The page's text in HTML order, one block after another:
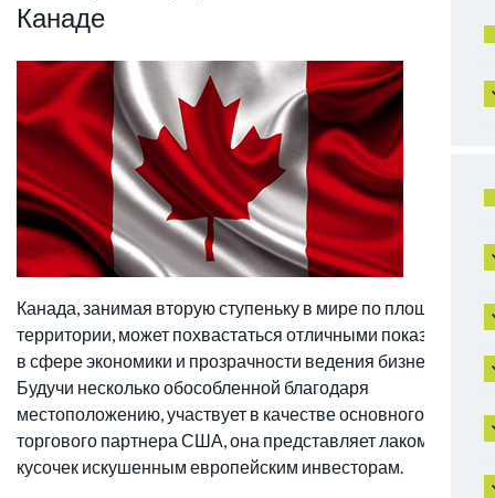
Канаде
Канада, занимая вторую ступеньку в мире по площади
территории, может похвастаться отличными показателя
в сфере экономики и прозрачности ведения бизнеса.
Будучи несколько обособленной благодаря
местоположению, участвует в качестве основного
торгового партнера США, она представляет лакомый
кусочек искушенным европейским инвесторам.